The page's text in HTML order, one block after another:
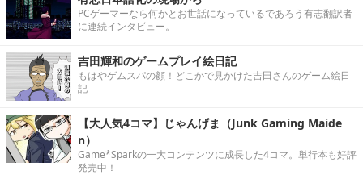
PCゲーマーなら何かとお世話になっているであろう有志翻訳者
に連続インタビュー。
吉田輝和のゲームプレイ絵日記
もはやゲムスパの顔！どこかで見かけた吉田さんのゲーム絵日
記
【大人気4コマ】じゃんげま（Junk Gaming Maide
n）
Game*Sparkの一大コンテンツに成長した4コマ。単行本も好評
発売中！